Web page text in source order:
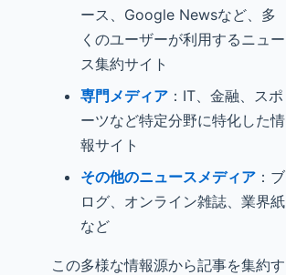
ース、Google Newsなど、多
くのユーザーが利用するニュー
ス集約サイト
専門メディア ：IT、金融、スポ
ーツなど特定分野に特化した情
報サイト
その他のニュースメディア ：ブ
ログ、オンライン雑誌、業界紙
など
この多様な情報源から記事を集約す